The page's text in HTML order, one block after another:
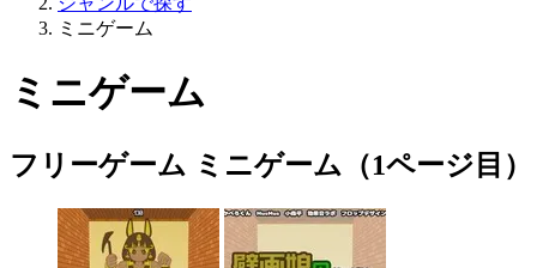
ミニゲーム
ミニゲーム
フリーゲーム ミニゲーム（1ページ目）